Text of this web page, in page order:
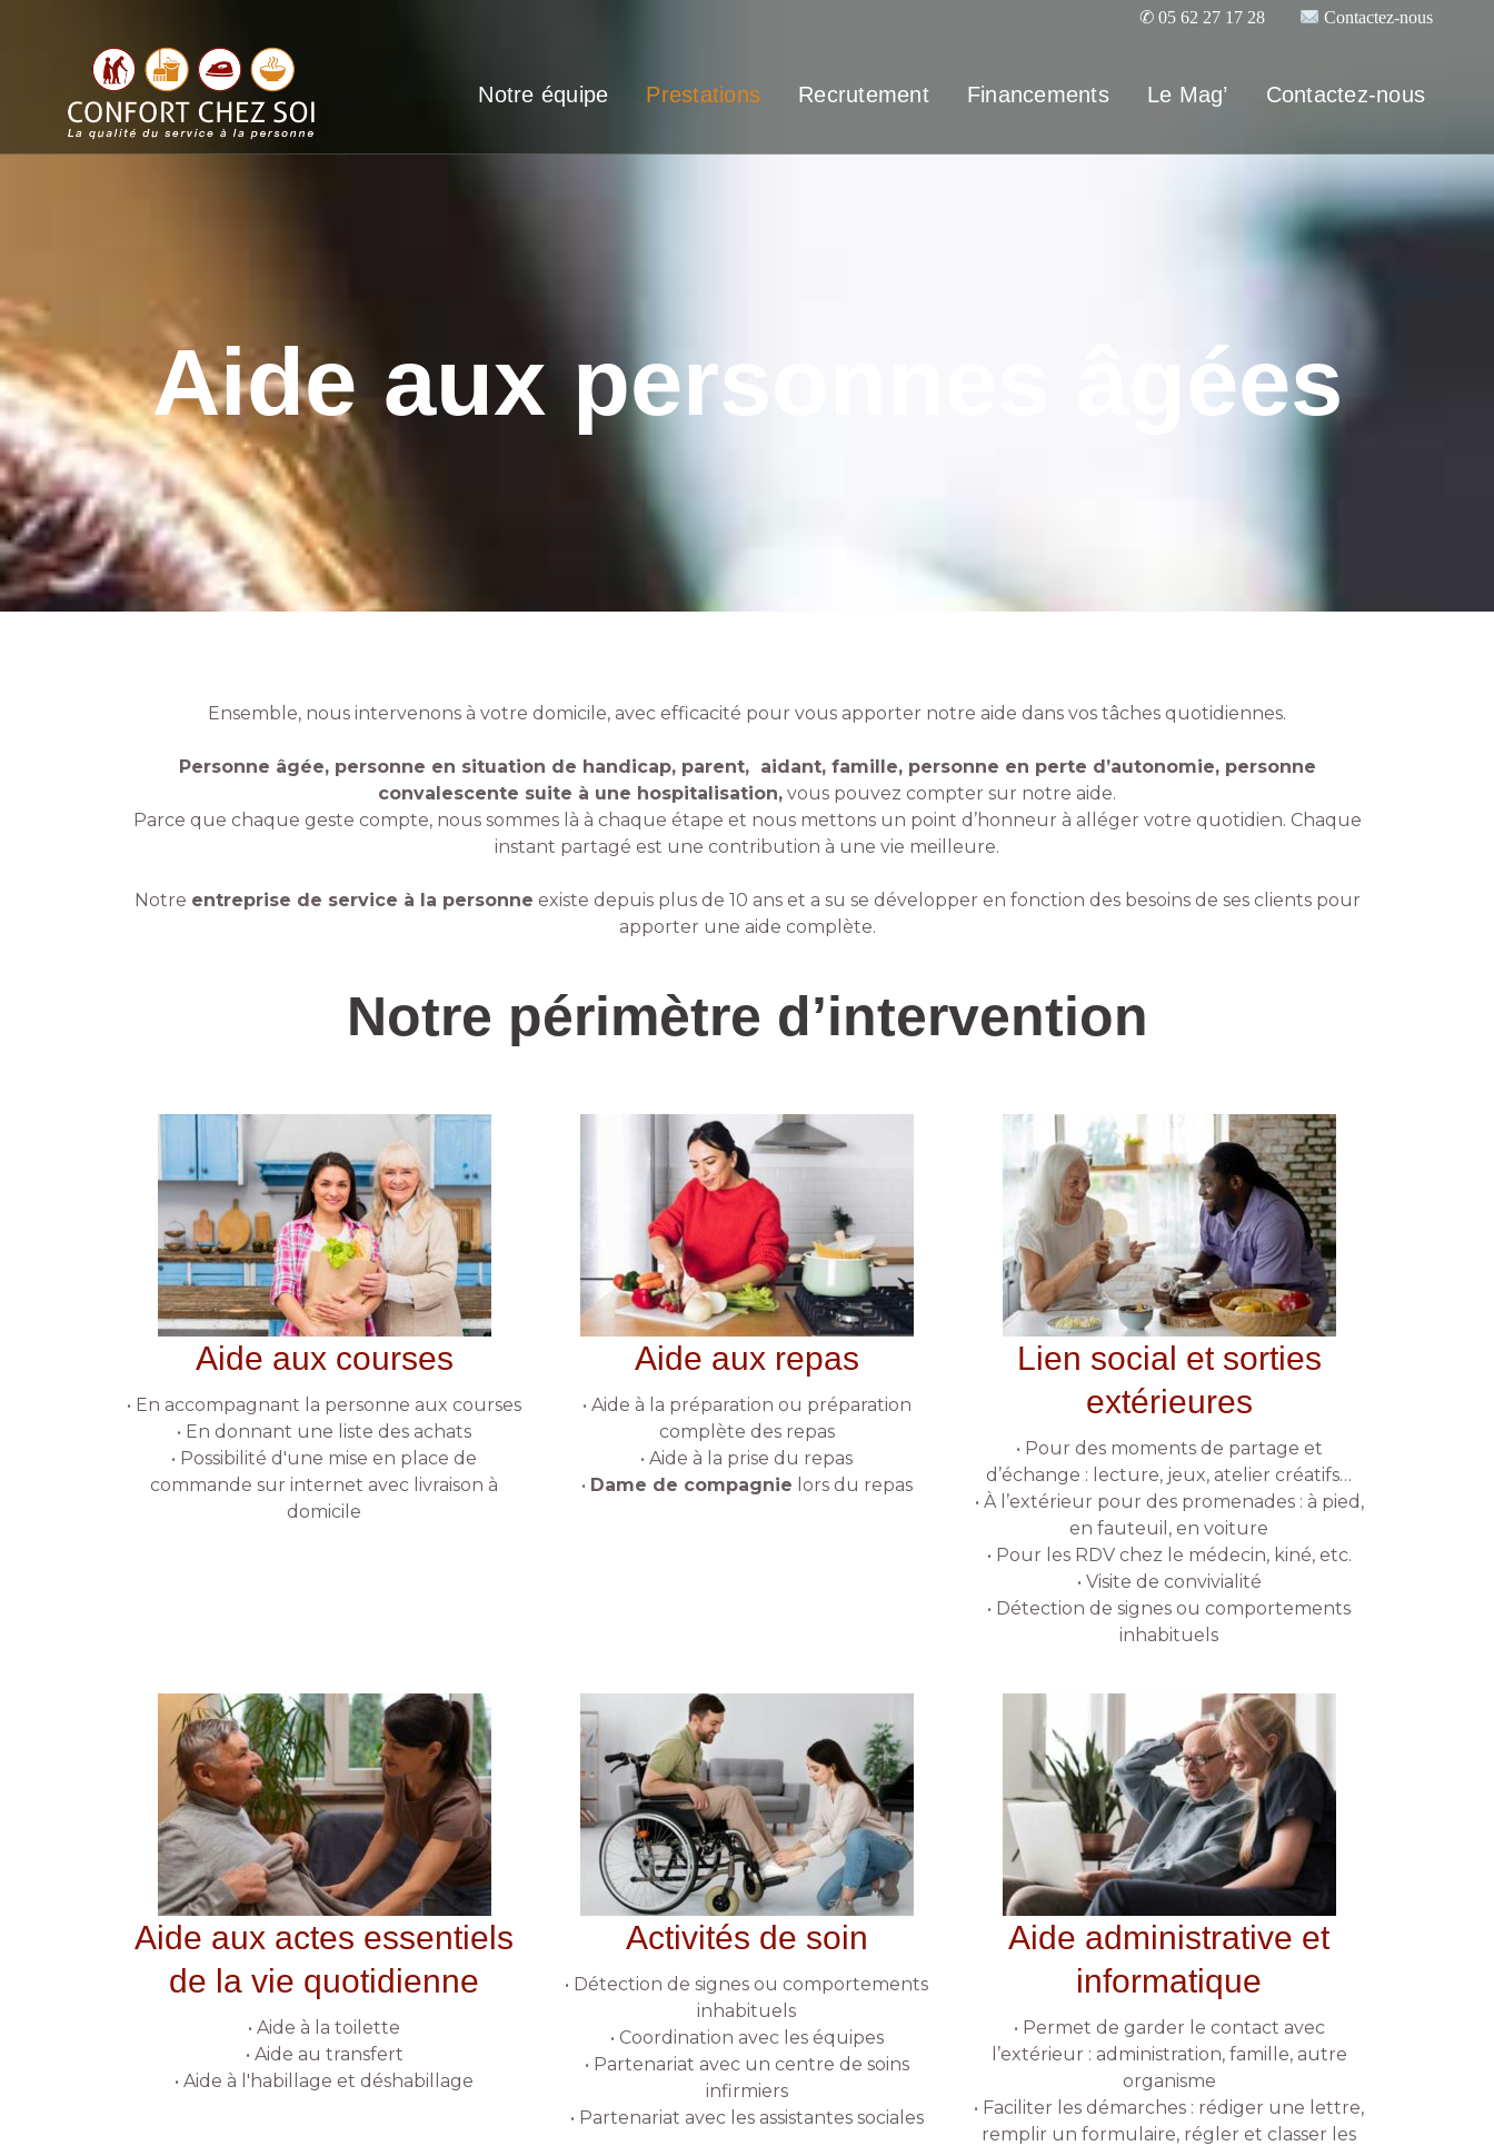
✆05 62 27 17 28 Contactez-nous
Notre équipe Prestations Recrutement Financements Le Mag’ Contactez-nous
Aide aux personnes âgées
Ensemble, nous intervenons à votre domicile, avec efficacité pour vous apporter notre aide dans vos tâches quotidiennes.
Personne âgée, personne en situation de handicap, parent, aidant, famille, personne en perte d’autonomie, personne
convalescente suite à une hospitalisation, vous pouvez compter sur notre aide.
Parce que chaque geste compte, nous sommes là à chaque étape et nous mettons un point d’honneur à alléger votre quotidien. Chaque
instant partagé est une contribution à une vie meilleure.
Notre entreprise de service à la personne existe depuis plus de 10 ans et a su se développer en fonction des besoins de ses clients pour
apporter une aide complète.
Notre périmètre d’intervention
Aide aux courses
• En accompagnant la personne aux courses
• En donnant une liste des achats
• Possibilité d'une mise en place de
commande sur internet avec livraison à
domicile
Aide aux repas
• Aide à la préparation ou préparation
complète des repas
• Aide à la prise du repas
• Dame de compagnie lors du repas
Lien social et sorties
extérieures
• Pour des moments de partage et
d’échange : lecture, jeux, atelier créatifs…
• À l’extérieur pour des promenades : à pied,
en fauteuil, en voiture
• Pour les RDV chez le médecin, kiné, etc.
• Visite de convivialité
• Détection de signes ou comportements
inhabituels
Aide aux actes essentiels
de la vie quotidienne
• Aide à la toilette
• Aide au transfert
• Aide à l'habillage et déshabillage
Activités de soin
• Détection de signes ou comportements
inhabituels
• Coordination avec les équipes
• Partenariat avec un centre de soins
infirmiers
• Partenariat avec les assistantes sociales
Aide administrative et
informatique
• Permet de garder le contact avec
l’extérieur : administration, famille, autre
organisme
• Faciliter les démarches : rédiger une lettre,
remplir un formulaire, régler et classer les